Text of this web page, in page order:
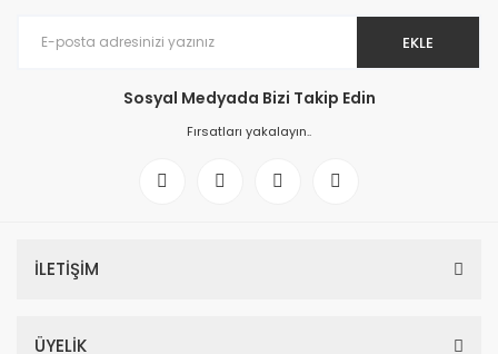
EKLE
Sosyal Medyada Bizi Takip Edin
Fırsatları yakalayın..
İLETİŞİM
ÜYELİK